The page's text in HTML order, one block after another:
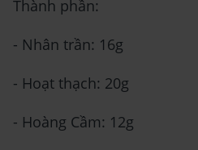
Thành phần:
- Nhân trần: 16g
- Hoạt thạch: 20g
- Hoàng Cầm: 12g